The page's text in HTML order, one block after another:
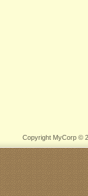
Copyright MyCorp ©